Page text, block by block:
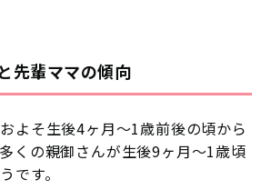
先輩ママの傾向
よそ生後4ヶ月〜1歳前後の頃から
くの親御さんが生後9ヶ月〜1歳頃
です。